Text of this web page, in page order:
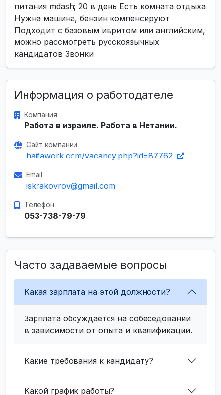
питания mdash; 20 в день Есть комната отдыха
Нужна машина, бензин компенсируют
Подходит с базовым ивритом или английским,
можно рассмотреть русскоязычных
кандидатов Звонки
Информация о работодателе
Компания
Работа в израиле. Работа в Нетании.
Сайт компании
haifawork.com/vacancy.php?id=87762
Email
iskrakovrov@gmail.com
Телефон
053-738-79-79
Часто задаваемые вопросы
Какая зарплата на этой должности?
Зарплата обсуждается на собеседовании
в зависимости от опыта и квалификации.
Какие требования к кандидату?
Какой график работы?